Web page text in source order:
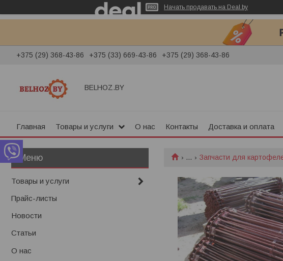
Начать продавать на Deal.by
+375 (29) 368-43-86 +375 (33) 669-43-86 +375 (29) 368-43-86
BELHOZ.BY
Главная Товары и услуги О нас Контакты Доставка и оплата
... Запчасти для
Товары и услуги
Прайс-листы
Новости
Статьи
О нас